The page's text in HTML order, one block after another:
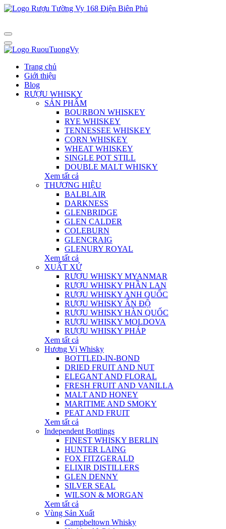
Trang chủ
Giới thiệu
Blog
RƯỢU WHISKY
SẢN PHẨM
BOURBON WHISKEY
RYE WHISKEY
TENNESSEE WHISKEY
CORN WHISKEY
WHEAT WHISKEY
SINGLE POT STILL
DOUBLE MALT WHISKY
Xem tất cả
THƯƠNG HIỆU
BALBLAIR
DARKNESS
GLENBRIDGE
GLEN CALDER
COLEBURN
GLENCRAIG
GLENURY ROYAL
Xem tất cả
XUẤT XỨ
RƯỢU WHISKY MYANMAR
RƯỢU WHISKY PHẦN LAN
RƯỢU WHISKY ANH QUỐC
RƯỢU WHISKY ẤN ĐỘ
RƯỢU WHISKY HÀN QUỐC
RƯỢU WHISKY MOLDOVA
RƯỢU WHISKY PHÁP
Xem tất cả
Hương Vị Whisky
BOTTLED-IN-BOND
DRIED FRUIT AND NUT
ELEGANT AND FLORAL
FRESH FRUIT AND VANILLA
MALT AND HONEY
MARITIME AND SMOKY
PEAT AND FRUIT
Xem tất cả
Independent Bottlings
FINEST WHISKY BERLIN
HUNTER LAING
FOX FITZGERALD
ELIXIR DISTILLERS
GLEN DENNY
SILVER SEAL
WILSON & MORGAN
Xem tất cả
Vùng Sản Xuất
Campbeltown Whisky